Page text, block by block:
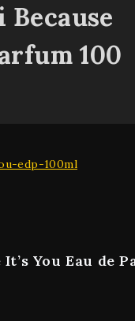
100
You Eau de